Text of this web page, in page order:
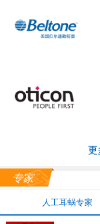
更
专家
人工耳蜗专家